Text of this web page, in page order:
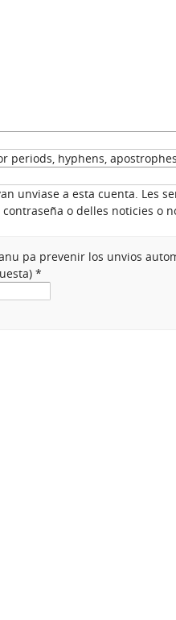
periods, hyphens,
unviase a esta cuenta. Les
o delles noticies o
pa prevenir los unvios
*